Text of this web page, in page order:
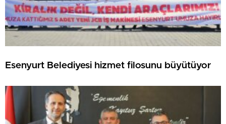
Esenyurt Belediyesi hizmet filosunu büyütüyor